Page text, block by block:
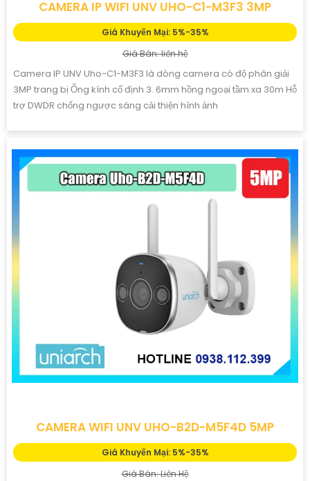
CAMERA IP WIFI UNV UHO-C1-M3F3 3MP
Giá Khuyến Mại: 5%-35%
Giá Bán: liên hệ
Camera IP UNV Uho-C1-M3F3 là dòng camera có độ phân giải
3MP trang bị Ống kính cố định 3. 6mm hồng ngoại tầm xa 30m Hỗ
trợ DWDR chống ngược sáng cải thiện hình ảnh
CAMERA WIFI UNV UHO-B2D-M5F4D 5MP
Giá Khuyến Mại: 5%-35%
Giá Bán: Liên Hệ